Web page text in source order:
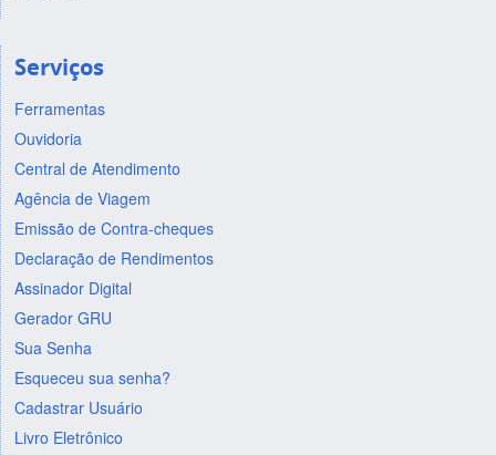
Serviços
Ferramentas
Ouvidoria
Central de Atendimento
Agência de Viagem
Emissão de Contra-cheques
Declaração de Rendimentos
Assinador Digital
Gerador GRU
Sua Senha
Esqueceu sua senha?
Cadastrar Usuário
Livro Eletrônico